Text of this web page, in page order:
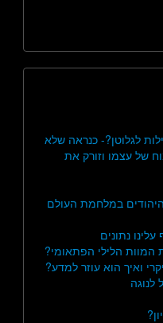
לגלוטן?- כנראה שלא
של עצמו וזורק את
במלחמת העולם
הלילי הפתאומי?
ואיך הוא עוזר למדע?